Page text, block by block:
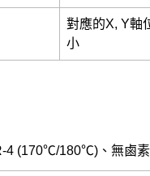
對應的X, Y軸
小
4 (170℃/180℃)、無鹵素